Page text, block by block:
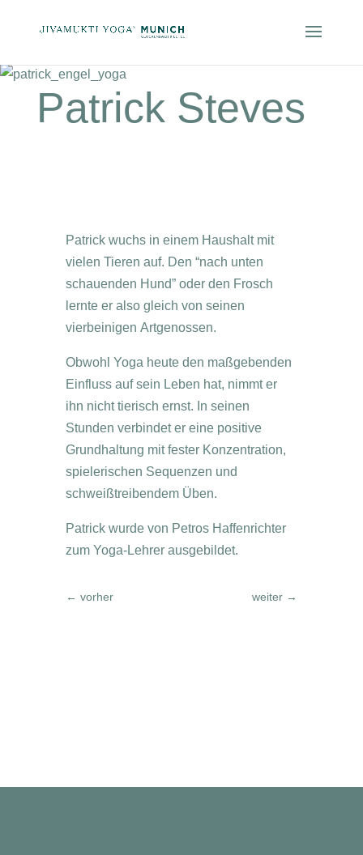
Patrick Steves
Patrick wuchs in einem Haushalt mit
vielen Tieren auf. Den “nach unten
schauenden Hund” oder den Frosch
lernte er also gleich von seinen
vierbeinigen Artgenossen.
Obwohl Yoga heute den maßgebenden
Einfluss auf sein Leben hat, nimmt er
ihn nicht tierisch ernst. In seinen
Stunden verbindet er eine positive
Grundhaltung mit fester Konzentration,
spielerischen Sequenzen und
schweißtreibendem Üben.
Patrick wurde von Petros Haffenrichter
zum Yoga-Lehrer ausgebildet.
← vorher weiter →